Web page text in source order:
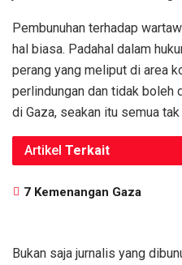
Pembunuhan terhadap
hal biasa. Padahal dalam
perang yang meliput di area
perlindungan dan tidak boleh
di Gaza, seakan itu semua tak
Artikel Terkait
7 Kemenangan Gaza
Bukan saja jurnalis yang